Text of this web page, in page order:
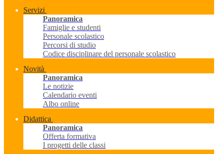
Servizi
Panoramica
Famiglie e studenti
Personale scolastico
Percorsi di studio
Codice disciplinare del personale scolastico
Novità
Panoramica
Le notizie
Calendario eventi
Albo online
Didattica
Panoramica
Offerta formativa
I progetti delle classi